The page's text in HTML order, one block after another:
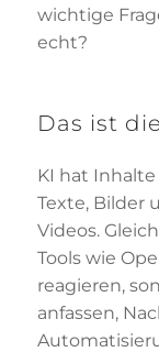
wichtige
echt?
Das ist die
KI hat
Texte, Bilder
Videos.
Tools wie
reagieren,
anfassen,